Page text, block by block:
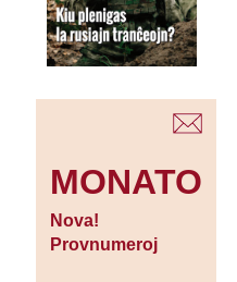
MONATO
Nova!
Provnumeroj